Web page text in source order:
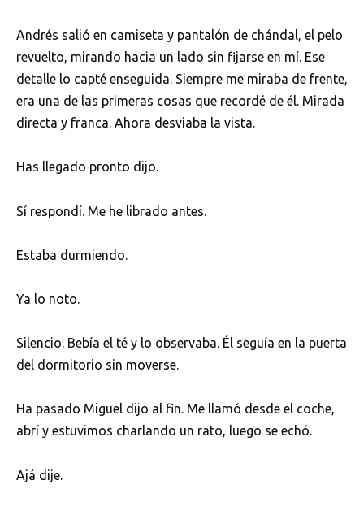
Andrés salió en camiseta y pantalón de chándal, el pelo
revuelto, mirando hacia un lado sin fijarse en mí. Ese
detalle lo capté enseguida. Siempre me miraba de frente,
era una de las primeras cosas que recordé de él. Mirada
directa y franca. Ahora desviaba la vista.
Has llegado pronto dijo.
Sí respondí. Me he librado antes.
Estaba durmiendo.
Ya lo noto.
Silencio. Bebía el té y lo observaba. Él seguía en la puerta
del dormitorio sin moverse.
Ha pasado Miguel dijo al fin. Me llamó desde el coche,
abrí y estuvimos charlando un rato, luego se echó.
Ajá dije.